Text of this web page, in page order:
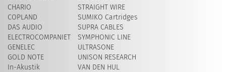
CHARIO
COPLAND
DAS AUDIO
ELECTROCOMPANIET
GENELEC
GOLD NOTE
In-Akustik
STRAIGHT WIRE
SUMIKO Cartridges
SUPRA CABLES
SYMPHONIC LINE
ULTRASONE
UNISON RESEARCH
VAN DEN HUL